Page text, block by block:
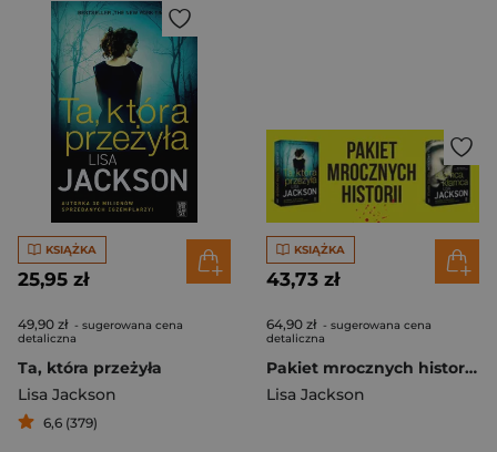
KSIĄŻKA
25,95 zł
49,90 zł - sugerowana cena
detaliczna
Ta, która przeżyła
Lisa Jackson
6,6 (379)
KSIĄŻKA
43,73 zł
64,90 zł - sugerowana cena
detaliczna
Pakiet mrocznych historii. Kłamca, kłamca / Ta, która przeżyła
Lisa Jackson